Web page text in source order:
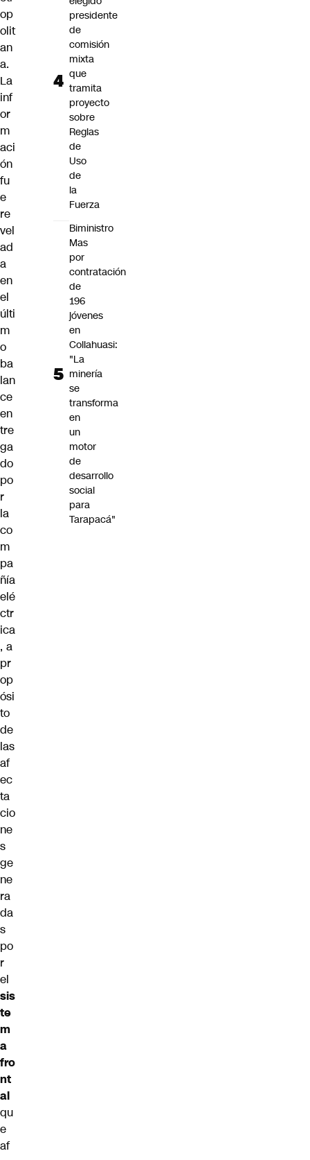
op
olit
an
a.
La
inf
or
m
aci
ón
fu
e
re
vel
ad
a
en
el
últi
m
o
ba
lan
ce
en
tre
ga
do
po
r
la
co
m
pa
ñía
elé
ctr
ica
, a
pr
op
ósi
to
de
las
af
ec
ta
cio
ne
s
ge
ne
ra
da
s
po
r
el
sis
te
m
a
fro
nt
al
qu
e
af
presidente
de
comisión
mixta
que
tramita
proyecto
sobre
Reglas
de
Uso
de
la
Fuerza
Biministro
Mas
por
contratación
de
196
jóvenes
en
Collahuasi:
"La
minería
se
transforma
en
un
motor
de
desarrollo
social
para
Tarapacá"